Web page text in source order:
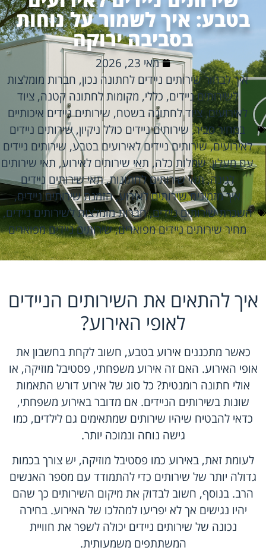
בטבע: איך לשמור על נוחות
בסביבה ירוקה
מאי 23, 2026
איך לבחור שירותים ניידים לחתונה נכון, חברות מומלצות
לשירותים ניידים, כללי, מקומות לחתונה קטנה,ציוד
לאירועים,ציוד לחתונה בשטח, שירותים ניידים איכותיים
במחיר סביר, שירותים ניידים כולל ניקיון,שירותים ניידים
לאירועים,שירותים ניידים לאירועים בטבע, שירותים ניידים
עם מעלון,שמלות כלה, תאי שירותים לאירוע, תאי שירותים
לגינה,תאי שירותים לחתונות,תאי שירותים ניידים
איך מזמינים שירותים לאירוע,הזמנת שירותים ניידים,
השכרת שירותים ניידים,חברות מומלצות לשירותים ניידים,
מחיר שירותים ניידים מפוארים,שירותים ניידים מפוארים
איך להתאים את השירותים הניידים
לאופי האירוע?
כאשר מתכננים אירוע בטבע, חשוב לקחת בחשבון את
אופי האירוע. האם זה אירוע משפחתי, פסטיבל מוזיקה, או
אולי חתונה רומנטית? כל סוג של אירוע דורש התאמות
שונות בשירותים הניידים. אם מדובר באירוע משפחתי,
כדאי להבטיח שיהיו שירותים שמתאימים גם לילדים, כמו
גישה נוחה ונמוכה יותר.
לעומת זאת, באירוע כמו פסטיבל מוזיקה, יש צורך בכמות
גדולה יותר של שירותים כדי להתמודד עם מספר האנשים
הרב. בנוסף, חשוב לבדוק את מיקום השירותים כך שהם
יהיו נגישים אך לא יפריעו למהלכו של האירוע. בחירה
נכונה של שירותים ניידים יכולה לשפר את חוויית
המשתתפים משמעותית.